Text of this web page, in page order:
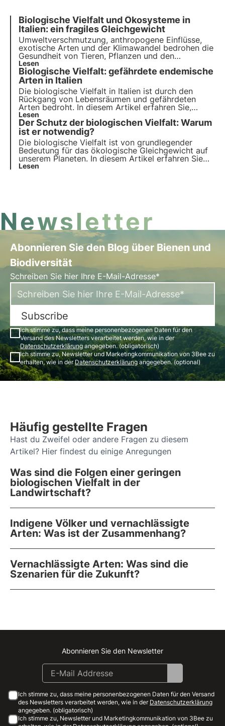
Biologische Vielfalt und Ökosysteme in
Italien: ein fragiles Gleichgewicht
Umweltverschmutzung, anthropogene Einflüsse,
exotische Arten und der Klimawandel bedrohen die
Gesundheit von Tieren, Pflanzen und den
Lebensräumen, in denen sie leben. Das UN-
Programm bis 2030 ruft zu Schutz und
Wiederherstellung auf. Doch es ist rechtzeitiges
Handeln erforderlich.
Lesen
Biologische Vielfalt: gefährdete endemische
Arten in Italien
Die biologische Vielfalt in Italien ist durch den
Rückgang von Lebensräumen und gefährdeten
Arten bedroht. In diesem Artikel erfahren Sie,
welche endemischen Arten in Italien bedroht sind
und wie das Projekt Biodiversitätsoase von 3Bee
zur Schaffung des größten ökologischen Korridors
Europas beitragen kann.
Lesen
Der Schutz der biologischen Vielfalt: Warum
ist er notwendig?
Die biologische Vielfalt ist von grundlegender
Bedeutung für das ökologische Gleichgewicht auf
unserem Planeten. In diesem Artikel erfahren Sie
mehr über die Bedeutung der von ihr erbrachten
Lesen
Newsletter
Abonnieren Sie den Blog über Bienen und
Biodiversität
Schreiben Sie hier Ihre E-Mail-Adresse*
Subscribe
Ich stimme zu, dass meine personenbezogenen Daten für den
Versand des Newsletters verarbeitet werden, wie in der
Datenschutzerklärungangegeben. (obligatorisch)
Ich stimme zu, Newsletter und Marketingkommunikation von 3Bee zu
erhalten, wie in derDatenschutzerklärungangegeben. (optional)
Häufig gestellte Fragen
Hast du Zweifel oder andere Fragen zu diesem
Artikel? Hier findest du einige Anregungen
Was sind die Folgen einer geringen
biologischen Vielfalt in der
Landwirtschaft?
Indigene Völker und vernachlässigte
Arten: Was ist der Zusammenhang?
Vernachlässigte Arten: Was sind die
Szenarien für die Zukunft?
Instagram
Facebook
Linkedin
Youtube
Abonnieren Sie den Newsletter
Ich stimme zu, dass meine personenbezogenen Daten für den Versand
des Newsletters verarbeitet werden, wie in der Datenschutzerklärung
angegeben. (obligatorisch)
Ich stimme zu, Newsletter und Marketingkommunikation von 3Bee zu